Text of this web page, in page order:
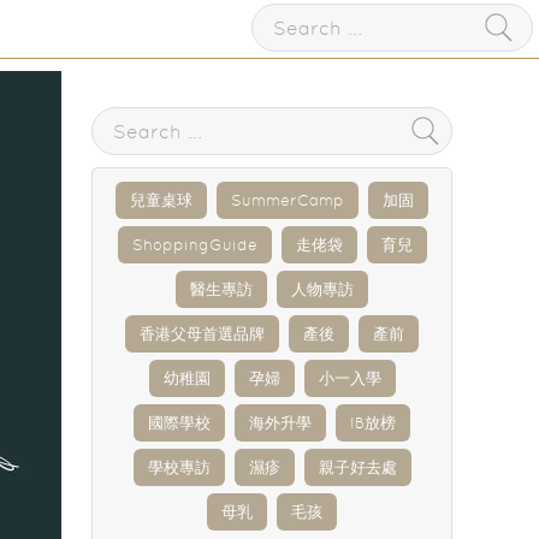
兒童桌球 SummerCamp 加固
ShoppingGuide 走佬袋 育兒
醫生專訪 人物專訪
香港父母首選品牌 產後 產前
幼稚園 孕婦 小一入學
國際學校 海外升學 IB放榜
學校專訪 濕疹 親子好去處
母乳 毛孩